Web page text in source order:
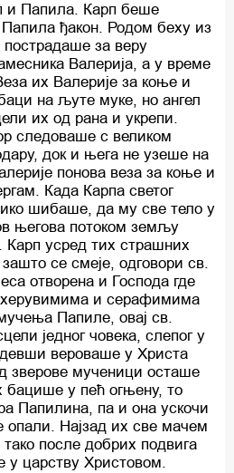
и Папила. Карп беше
Папила ђакон. Родом беху из
пострадаше за веру
Валерија, а у време
их Валерије за коње и
на љуте муке, но ангел
их од рана и укрепи.
следоваше с великом
док и њега не узеше на
понова веза за коње и
Када Карпа светог
шибаше, да му све тело у
његова потоком земљу
Карп усред тих страшних
се смеје, одговори св.
отворена и Господа где
херувимима и серафимима
Папиле, овај св.
једног човека, слепог у
вероваше у Христа
зверове мученици осташе
бацише у пећ огњену, то
Папилина, па и она ускочи
Најзад их све мачем
после добрих подвига
у царству Христовом.